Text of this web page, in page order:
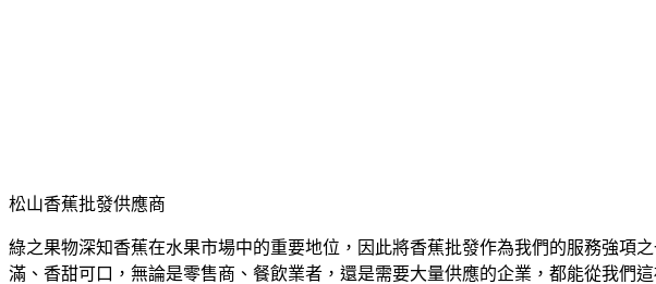
松山香蕉批發供應商
綠之果物深知香蕉在水果市場中的重要地位，因此將香蕉批發作為我們的服務強項
滿、香甜可口，無論是零售商、餐飲業者，還是需要大量供應的企業，都能從我們